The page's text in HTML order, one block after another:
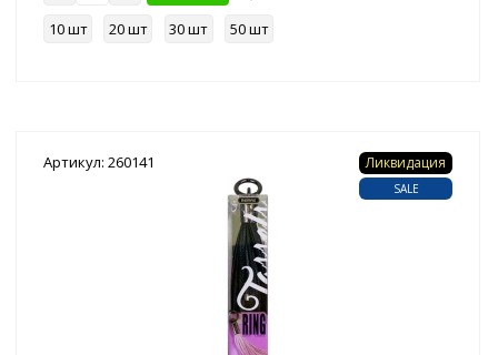
10 шт
20 шт 30 шт 50 шт
Артикул: 260141 Ликвидация
SALE